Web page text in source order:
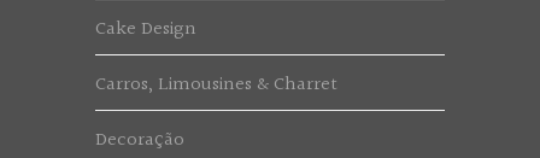
Cake Design
Carros, Limousines & Charret
Decoração